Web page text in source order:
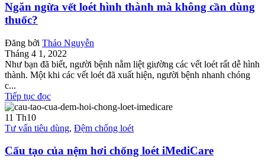
Ngăn ngừa vết loét hình thành mà không cần dùng
thuốc?
Đăng bởi Thảo Nguyễn
Tháng 4 1, 2022
Như bạn đã biết, người bệnh nằm liệt giường các vết loét rất dễ hình
thành. Một khi các vết loét đã xuất hiện, người bệnh nhanh chóng
c...
Tiếp tục đọc
11 Th10
Tư vấn tiêu dùng, Đệm chống loét
Cấu tạo của nệm hơi chống loét iMediCare